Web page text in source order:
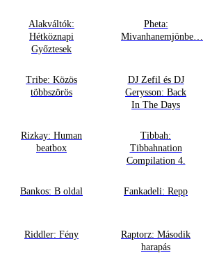
Alakváltók:
Hétköznapi
Győztesek
Pheta:
Mivanhanemjönbe…
Tribe: Közös
többszörös
DJ Zefil és DJ
Gerysson: Back
In The Days
Rizkay: Human
beatbox
Tibbah:
Tibbahnation
Compilation 4.
Bankos: B oldal Fankadeli: Repp
Riddler: Fény
Raptorz: Második
harapás